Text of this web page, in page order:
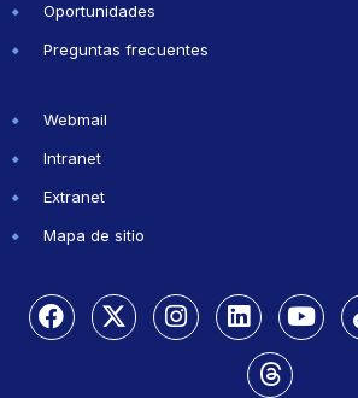
Oportunidades
Preguntas frecuentes
Webmail
Intranet
Extranet
Mapa de sitio